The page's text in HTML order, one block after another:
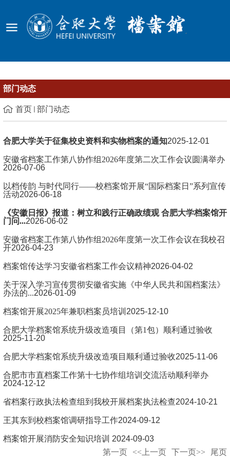
部门动态
首页 部门动态
合肥大学关于征集校史资料和实物档案的通知2025-12-01
安徽省档案工作第八协作组2026年度第二次工作会议圆满举办
2026-07-06
以档传韵 与时代同行——校档案馆开展“国际档案日”系列宣传
活动2026-06-18
《安徽日报》报道：树立和践行正确政绩观 合肥大学档案馆开
门问...2026-06-02
安徽省档案工作第八协作组2026年度第一次工作会议在我校召
开2026-04-23
档案馆传达学习安徽省档案工作会议精神2026-04-02
关于深入学习宣传贯彻安徽省实施《中华人民共和国档案法》
办法的...2026-01-09
档案馆开展2025年兼职档案员培训 2025-12-10
合肥大学档案馆系统升级改造项目（第1包）顺利通过验收
2025-11-20
合肥大学档案馆系统升级改造项目顺利通过验收2025-11-06
合肥市市直档案工作第十七协作组培训交流活动顺利举办
2024-12-12
省档案行政执法检查组到我校开展档案执法检查2024-10-21
王其东到校档案馆调研指导工作2024-09-12
档案馆开展消防安全知识培训 2024-09-03
第一页
<<上一页 下一页>> 尾页